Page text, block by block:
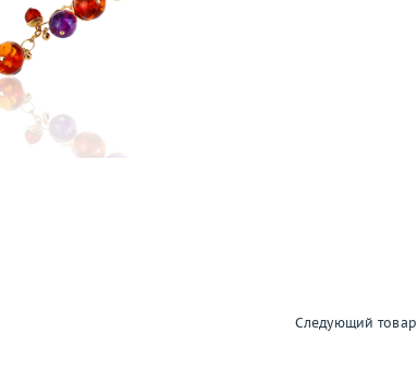
Следующий товар